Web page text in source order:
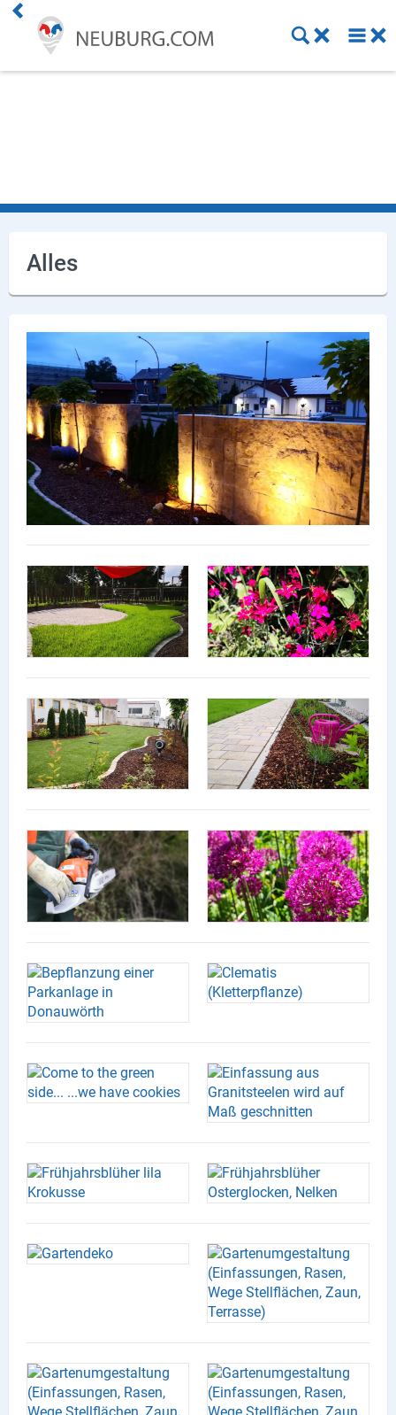
Alles
Dienstleistung
Gesundheit
Stellenanzeigen
Online Shops
Lieferdienste
Premium
Neuburg App
Angebote
Aktuelles
Magazine
Veranstaltungen
Branchen
Marken
Produktgruppen
Partner
Firmen
Kontaktseite
Newsletter
AGB
Impressum
Datenschutz
Facebook
Instagram